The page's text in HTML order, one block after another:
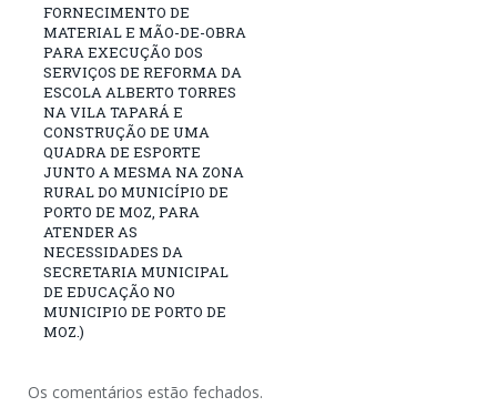
FORNECIMENTO DE
MATERIAL E MÃO-DE-OBRA
PARA EXECUÇÃO DOS
SERVIÇOS DE REFORMA DA
ESCOLA ALBERTO TORRES
NA VILA TAPARÁ E
CONSTRUÇÃO DE UMA
QUADRA DE ESPORTE
JUNTO A MESMA NA ZONA
RURAL DO MUNICÍPIO DE
PORTO DE MOZ, PARA
ATENDER AS
NECESSIDADES DA
SECRETARIA MUNICIPAL
DE EDUCAÇÃO NO
MUNICIPIO DE PORTO DE
MOZ.)
Os comentários estão fechados.